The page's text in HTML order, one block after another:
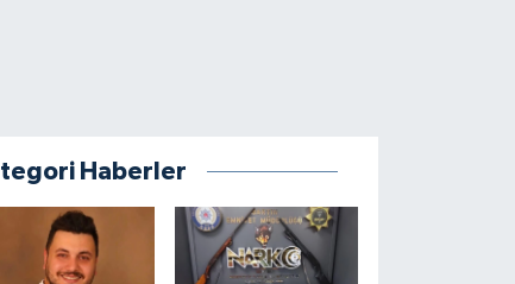
Haberler